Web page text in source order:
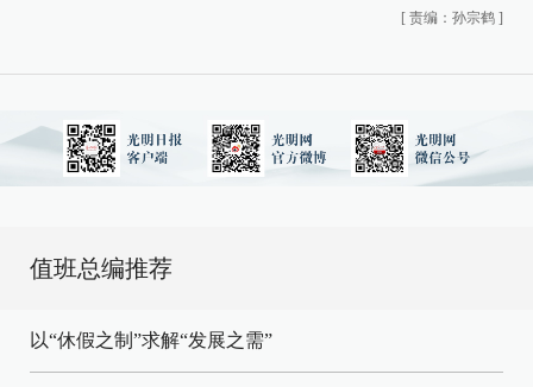
[ 责编：孙宗鹤 ]
值班总编推荐
以“休假之制”求解“发展之需”